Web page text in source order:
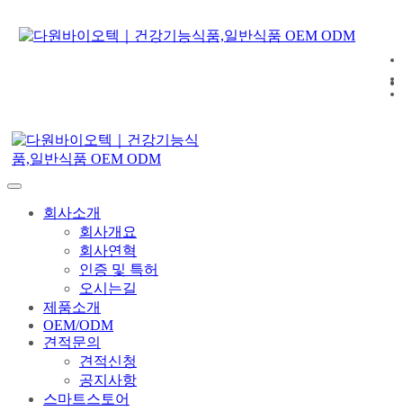
회사소개
회사개요
회사연혁
인증 및 특허
오시는길
제품소개
OEM/ODM
견적문의
견적신청
공지사항
스마트스토어